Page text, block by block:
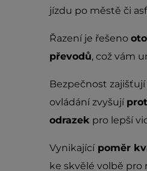
jízdu po městě či
Řazení je řešeno
převodů, což vám
Bezpečnost
ovládání zvyšují
odrazek pro lepší
Vynikajícípoměr
ke skvělé volbě